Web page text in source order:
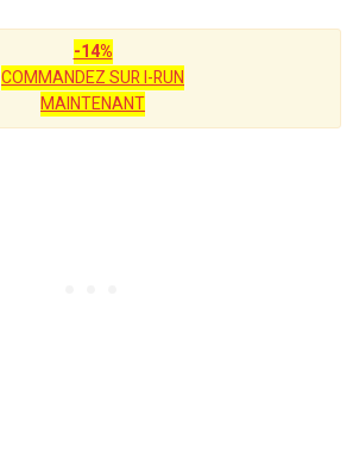
-14%
COMMANDEZ SUR I-RUN
MAINTENANT